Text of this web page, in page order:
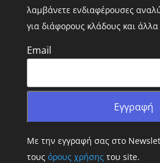
λαμβάνετε ενδιαφέρουσες
για διάφορους κλάδους και
Email
Με την εγγραφή σας στο
τους όρους χρήσηςτου site.